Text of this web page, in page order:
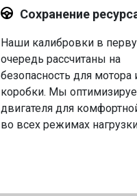
Сохранение
Наши калибровки в
очередь рассчитаны на
безопасность для мотора
коробки. Мы
двигателя для
во всех режимах